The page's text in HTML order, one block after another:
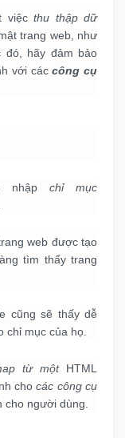
việcthu thập dữ
trang web, như
đó, hãy đảm bảo
với cáccông cụ
nhập chỉ mục
web được tạo
tìm thấy trang
cũng sẽ thấy dễ
chỉ mục của họ.
từ mộtHTML
chocác công cụ
cho người dùng.